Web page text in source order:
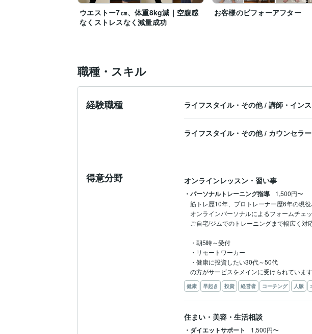
ウエストー7㎝、体重8kg減｜空腹感
なくストレスなく減量成功
お客様のビフォーアフター
職種・スキル
経験職種 ライフスタイル・その他 / 講師・イン
ライフスタイル・その他 / カウンセラ
得意分野 オンラインレッスン・習い事
・パーソナルトレーニング指導
1,500円〜
筋トレ歴10年、プロトレーナー歴6年の現役
オンラインパーソナルによるフォームチェ
ご自宅/ジムでのトレーニングまで幅広く対
・朝5時～受付
・リモートワーカー
・健康に投資したい30代～50代
の方がサービスをメインに受けられています
健康 早起き 投資 経営者 コーチング 人脈
住まい・美容・生活相談
・ダイエットサポート
1,500円〜